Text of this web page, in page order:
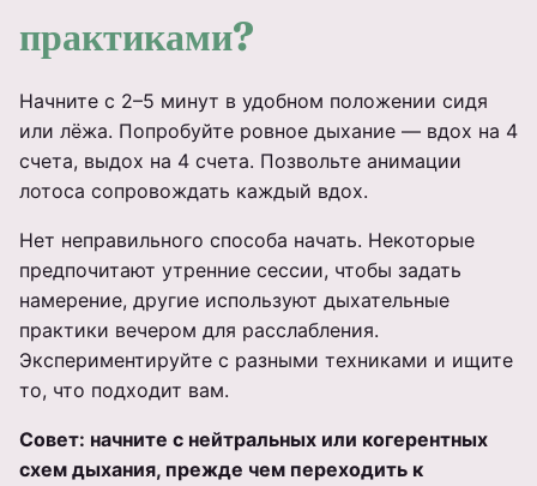
практиками?
Начните с 2–5 минут в удобном положении сидя
или лёжа. Попробуйте ровное дыхание — вдох на 4
счета, выдох на 4 счета. Позвольте анимации
лотоса сопровождать каждый вдох.
Нет неправильного способа начать. Некоторые
предпочитают утренние сессии, чтобы задать
намерение, другие используют дыхательные
практики вечером для расслабления.
Экспериментируйте с разными техниками и ищите
то, что подходит вам.
Совет: начните с нейтральных или когерентных
схем дыхания, прежде чем переходить к